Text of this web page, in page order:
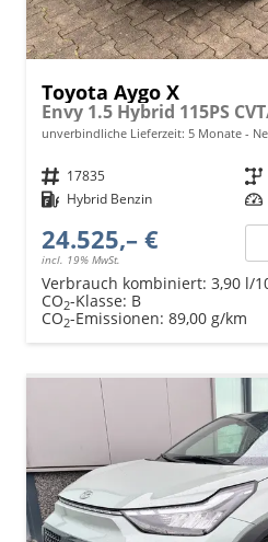
Toyota Aygo X
unverbindliche Lieferzeit: 5 Monate
Fahrzeugnr. 17835 Getriebe
Kraftstoff Hybrid Benzin Leistung
24.525,– €
incl. 19% MwSt.
Verbrauch kombiniert: 3,90 l/
CO2-Klasse: B
CO2-Emissionen: 89,00 g/km